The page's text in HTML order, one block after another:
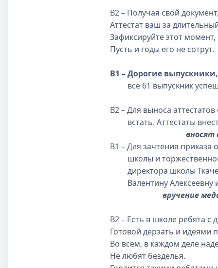
В2 – Получая свой
Аттестат ваш за
Зафиксируйте этот момент,
Пусть и годы его не сотрут.
В1 – Дорогие
все 61 выпускник
В2 – Для выноса
встать. Аттестаты
В1 – Для зачтения
школы и
директора школы
Валентину Алексеевну и
вручение
В2 – Есть в школе ребята с
Готовой дерзать и идеями
Во всем, в каждом деле
Не любят безделья.